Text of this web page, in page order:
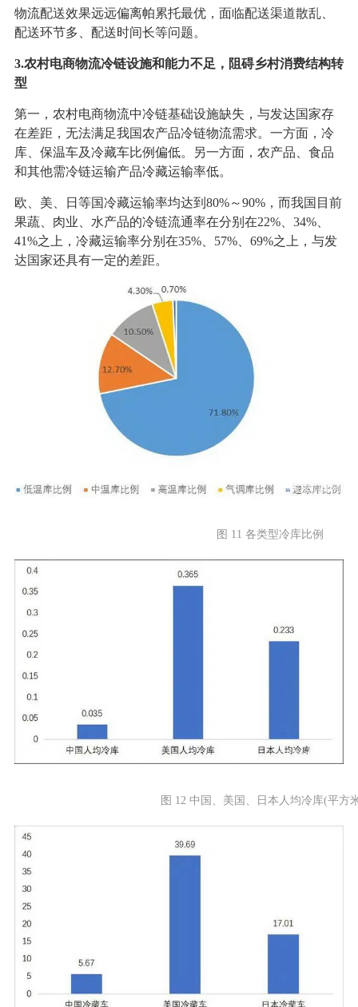
物流配送效果远远偏离帕累托最优，面临配送渠道散乱、
配送环节多、配送时间长等问题。
3.农村电商物流冷链设施和能力不足，阻碍乡村消费结构转
型
第一，农村电商物流中冷链基础设施缺失，与发达国家存
在差距，无法满足我国农产品冷链物流需求。一方面，冷
库、保温车及冷藏车比例偏低。另一方面，农产品、食品
和其他需冷链运输产品冷藏运输率低。
欧、美、日等国冷藏运输率均达到80%～90%，而我国目前
果蔬、肉业、水产品的冷链流通率在分别在22%、34%、
41%之上，冷藏运输率分别在35%、57%、69%之上，与发
达国家还具有一定的差距。
图 11 各类型冷库比例
图 12 中国、美国、日本人均冷库(平方